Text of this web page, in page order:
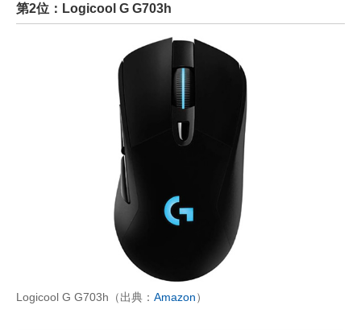
第2位：Logicool G G703h
Logicool G G703h（出典： Amazon）